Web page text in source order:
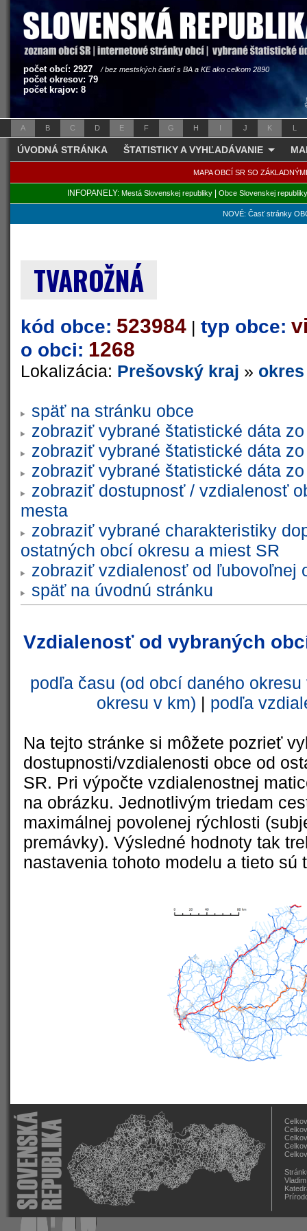
počet obcí: 2927 / bez mestských častí s BA a KE ako celkom 2890
počet okresov: 79
počet krajov: 8
A B C D E F G H I J K L
ÚVODNÁ STRÁNKA ŠTATISTIKY A VYHĽADÁVANIE
MAPA OBCÍ SR SO
INFOPANELY: Mestá Slovenskej republiky| Obce Slovenskej republiky
NOVÉ: Časť stránky
TVAROŽNÁ
kód obce: 523984 | typ obce:
o obci: 1268
Lokalizácia: Prešovský kraj »
späť na stránku obce
zobraziť vybrané štatistické dáta
zobraziť vybrané štatistické dáta
zobraziť vybrané štatistické dáta
zobraziť dostupnosť / vzdialenosť
mesta
zobraziť vybrané charakteristiky
ostatných obcí okresu a miest SR
zobraziť vzdialenosť od ľubovoľnej
späť na úvodnú stránku
Vzdialenosť od vybraných
podľa času (od obcí daného okresu
okresu v km) | podľa
Na tejto stránke si môžete pozrieť
dostupnosti/vzdialenosti obce od
SR. Pri výpočte vzdialenostnej
na obrázku. Jednotlivým triedam
maximálnej povolenej rýchlosti
premávky). Výsledné hodnoty tak
nastavenia tohoto modelu a tieto